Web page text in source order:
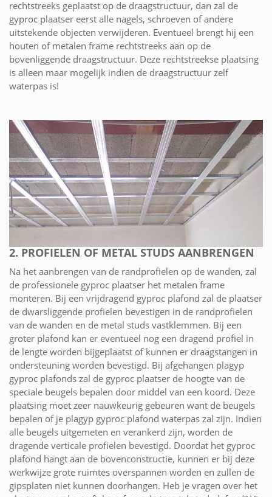
rechtstreeks geplaatst op de draagstructuur, dan zal de
gyproc plaatser eerst alle nagels, schroeven of andere
uitstekende objecten verwijderen. Eventueel brengt hij een
houten of metalen frame rechtstreeks aan op de
bovenliggende draagstructuur. Deze rechtstreekse plaatsing
is alleen maar mogelijk indien de draagstructuur zelf
waterpas is!
2. PROFIELEN OF METAL STUDS AANBRENGEN
Na het aanbrengen van de randprofielen op de wanden, zal
de professionele gyproc plaatser het metalen frame
monteren. Bij een vrijdragend gyproc plafond zal de plaatser
de dwarsliggende profielen bevestigen in de randprofielen
van de wanden en de metal studs vastklemmen. Bij een
groter plafond kan er eventueel nog een dragend profiel in
de lengte worden bijgeplaatst of kunnen er draagstangen in
ondersteuning worden bevestigd. Bij afgehangen plagyp
gyproc plafonds zal de gyproc plaatser de hoogte van de
speciale beugels bepalen door middel van een koord. Deze
plaatsing moet zeer nauwkeurig gebeuren want de beugels
bepalen of je plagyp gyproc plafond waterpas zal zijn. Indien
alle beugels uitgemeten en verankerd zijn, worden de
dragende verticale profielen bevestigd. Doordat het gyproc
plafond hangt aan de bovenconstructie, kunnen er bij deze
werkwijze grote ruimtes overspannen worden en zullen de
gipsplaten niet kunnen doorhangen. Heb je vragen over het